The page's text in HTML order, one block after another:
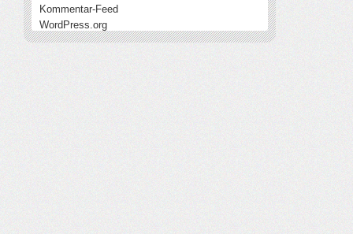
Kommentar-Feed
WordPress.org